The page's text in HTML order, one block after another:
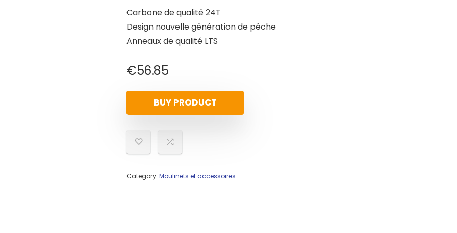
Carbone de qualité 24T
Design nouvelle génération de pêche
Anneaux de qualité LTS
€56.85
BUY PRODUCT
Category: Moulinets et accessoires